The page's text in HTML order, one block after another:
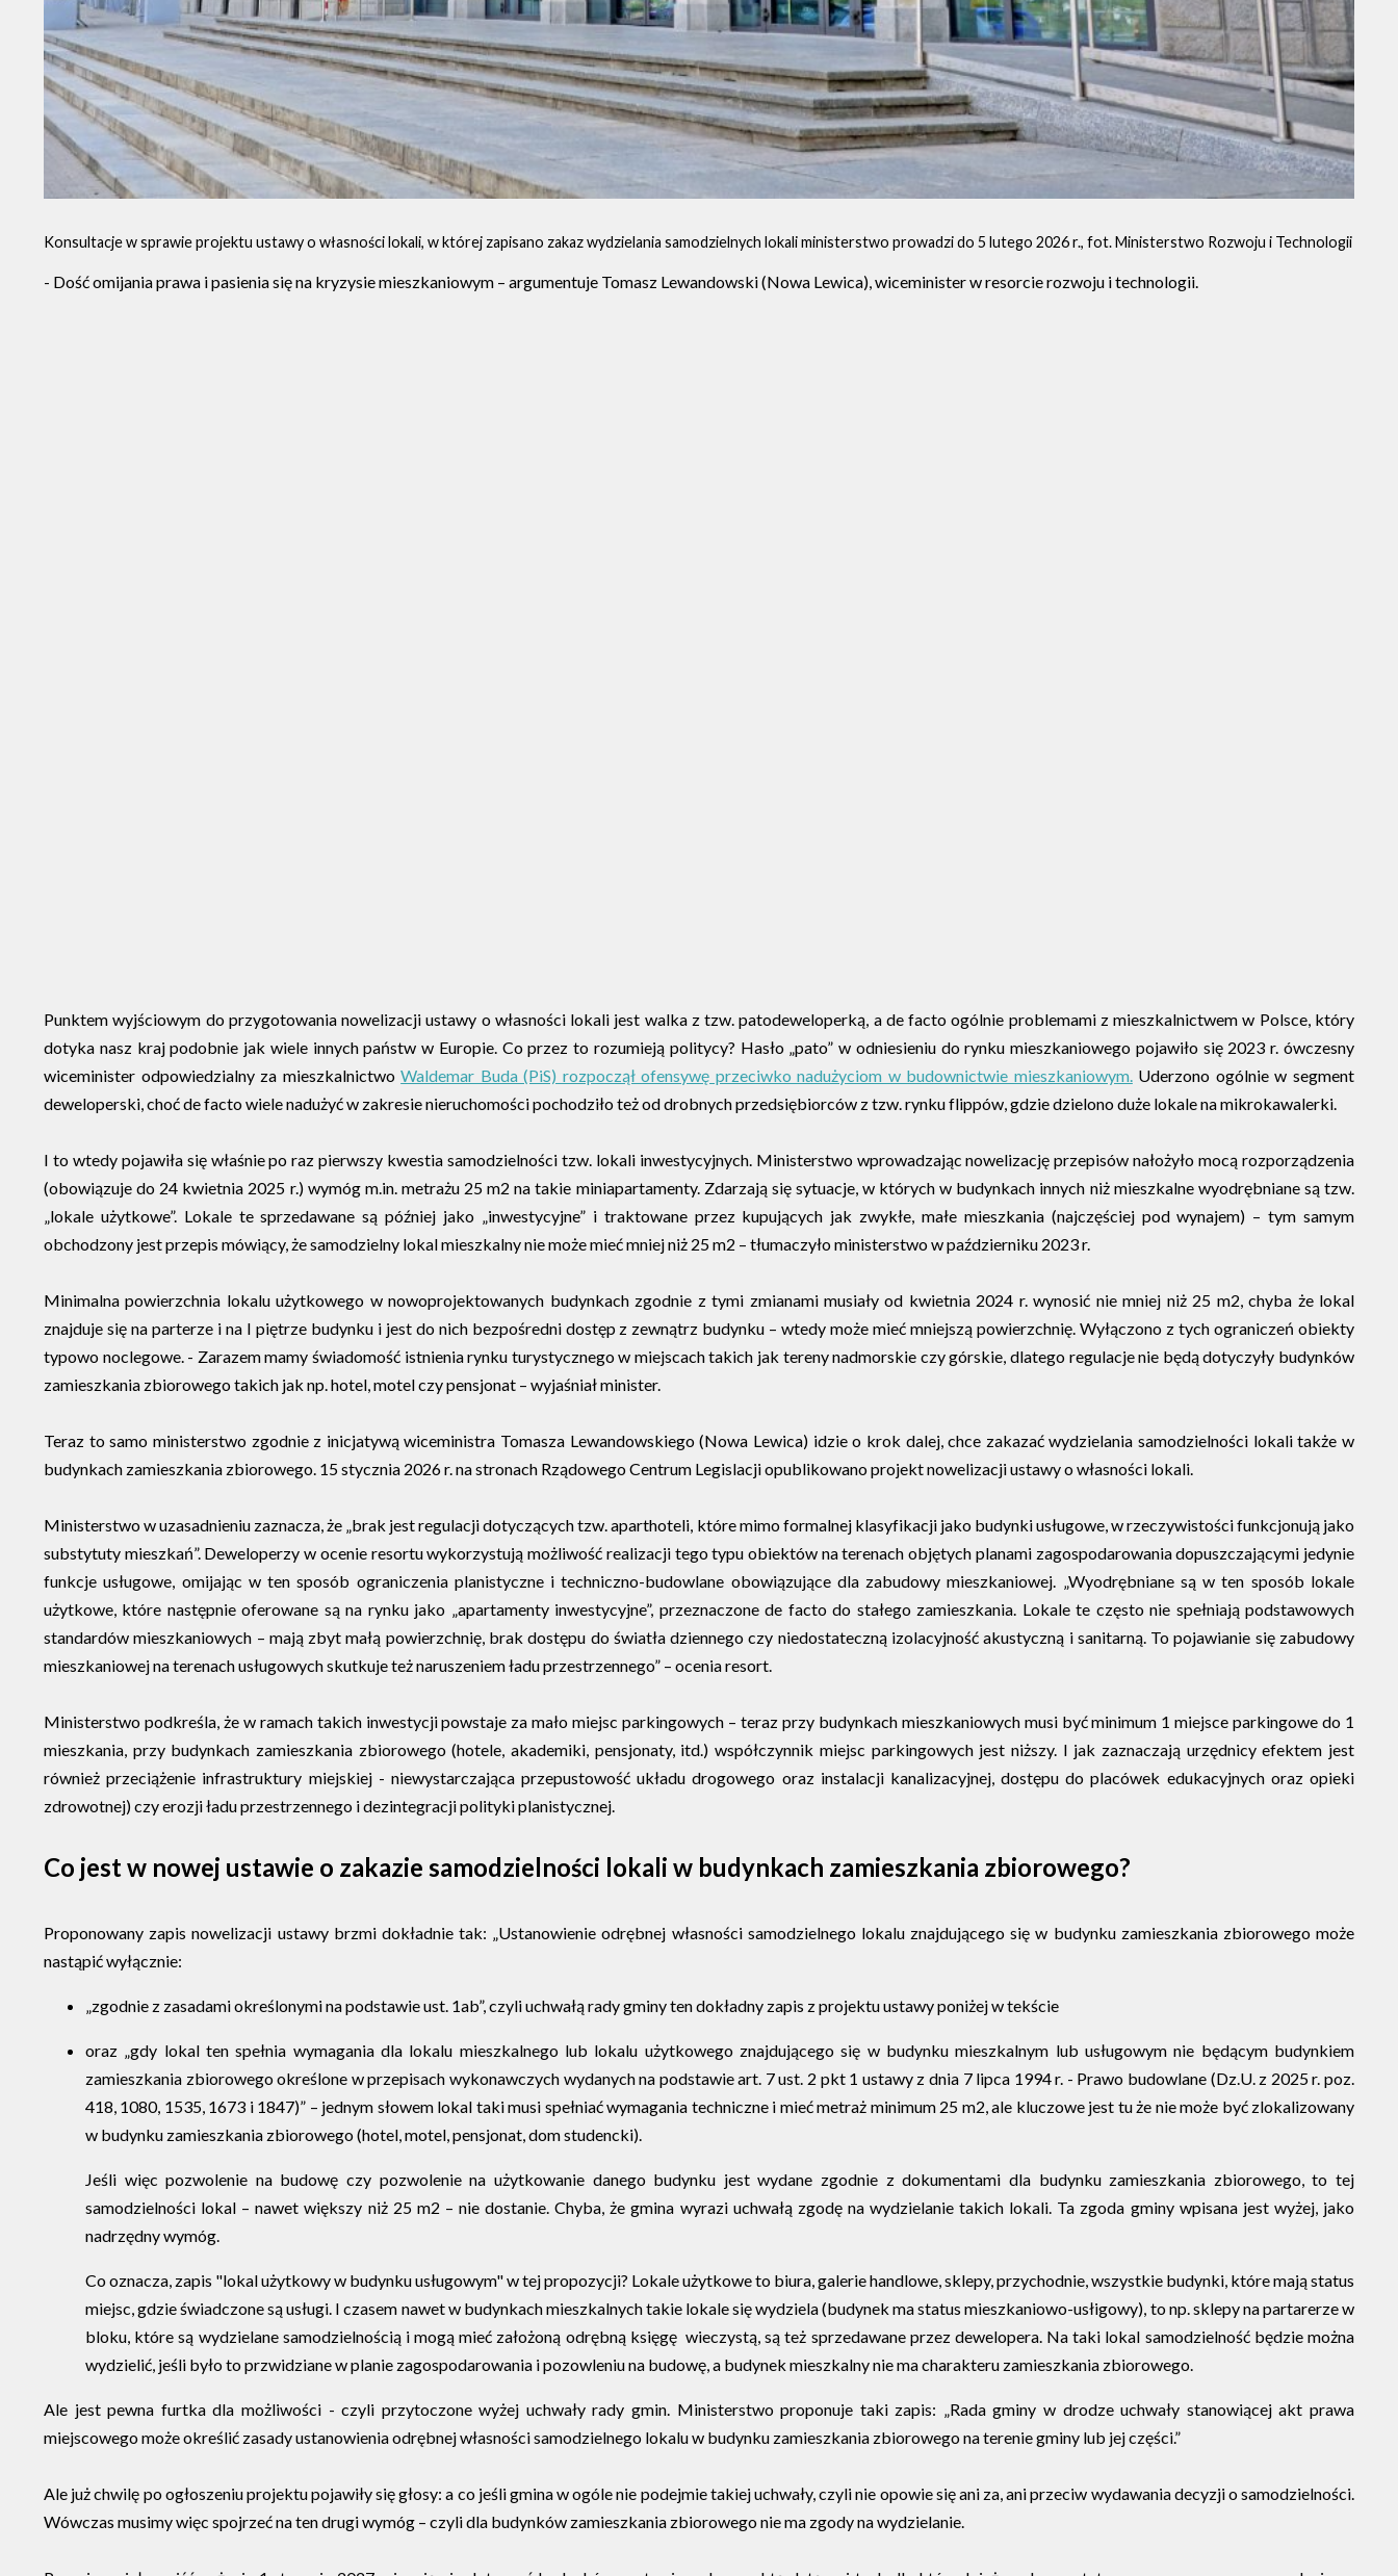
Konsultacje w sprawie projektu ustawy o własności lokali, w której zapisano zakaz wydzielania samodzielnych lokali ministerstwo prowadzi do 5 lutego 2026 r., fot. Ministerstwo Rozwoju i Technologii
- Dość omijania prawa i pasienia się na kryzysie mieszkaniowym – argumentuje Tomasz Lewandowski (Nowa Lewica), wiceminister w resorcie rozwoju i technologii.
Punktem wyjściowym do przygotowania nowelizacji ustawy o własności lokali jest walka z tzw. patodeweloperką, a de facto ogólnie problemami z mieszkalnictwem w Polsce, który
dotyka nasz kraj podobnie jak wiele innych państw w Europie. Co przez to rozumieją politycy? Hasło „pato” w odniesieniu do rynku mieszkaniowego pojawiło się 2023 r. ówczesny
wiceminister odpowiedzialny za mieszkalnictwoWaldemar Buda (PiS) rozpoczął ofensywę przeciwko nadużyciom w budownictwie mieszkaniowym.Uderzono ogólnie w segment
deweloperski, choć de facto wiele nadużyć w zakresie nieruchomości pochodziło też od drobnych przedsiębiorców z tzw. rynku flippów, gdzie dzielono duże lokale na mikrokawalerki.
I to wtedy pojawiła się właśnie po raz pierwszy kwestia samodzielności tzw. lokali inwestycyjnych. Ministerstwo wprowadzając nowelizację przepisów nałożyło mocą rozporządzenia
(obowiązuje do 24 kwietnia 2025 r.) wymóg m.in. metrażu 25 m2 na takie miniapartamenty. Zdarzają się sytuacje, w których w budynkach innych niż mieszkalne wyodrębniane są tzw.
„lokale użytkowe”. Lokale te sprzedawane są później jako „inwestycyjne” i traktowane przez kupujących jak zwykłe, małe mieszkania (najczęściej pod wynajem) – tym samym
obchodzony jest przepis mówiący, że samodzielny lokal mieszkalny nie może mieć mniej niż 25 m2 – tłumaczyło ministerstwo w październiku 2023 r.
Minimalna powierzchnia lokalu użytkowego w nowoprojektowanych budynkach zgodnie z tymi zmianami musiały od kwietnia 2024 r. wynosić nie mniej niż 25 m2, chyba że lokal
znajduje się na parterze i na I piętrze budynku i jest do nich bezpośredni dostęp z zewnątrz budynku – wtedy może mieć mniejszą powierzchnię. Wyłączono z tych ograniczeń obiekty
typowo noclegowe. - Zarazem mamy świadomość istnienia rynku turystycznego w miejscach takich jak tereny nadmorskie czy górskie, dlatego regulacje nie będą dotyczyły budynków
zamieszkania zbiorowego takich jak np. hotel, motel czy pensjonat – wyjaśniał minister.
Teraz to samo ministerstwo zgodnie z inicjatywą wiceministra Tomasza Lewandowskiego (Nowa Lewica) idzie o krok dalej, chce zakazać wydzielania samodzielności lokali także w
budynkach zamieszkania zbiorowego. 15 stycznia 2026 r. na stronach Rządowego Centrum Legislacji opublikowano projekt nowelizacji ustawy o własności lokali.
Ministerstwo w uzasadnieniu zaznacza, że „brak jest regulacji dotyczących tzw. aparthoteli, które mimo formalnej klasyfikacji jako budynki usługowe, w rzeczywistości funkcjonują jako
substytuty mieszkań”. Deweloperzy w ocenie resortu wykorzystują możliwość realizacji tego typu obiektów na terenach objętych planami zagospodarowania dopuszczającymi jedynie
funkcje usługowe, omijając w ten sposób ograniczenia planistyczne i techniczno-budowlane obowiązujące dla zabudowy mieszkaniowej. „Wyodrębniane są w ten sposób lokale
użytkowe, które następnie oferowane są na rynku jako „apartamenty inwestycyjne”, przeznaczone de facto do stałego zamieszkania. Lokale te często nie spełniają podstawowych
standardów mieszkaniowych – mają zbyt małą powierzchnię, brak dostępu do światła dziennego czy niedostateczną izolacyjność akustyczną i sanitarną. To pojawianie się zabudowy
mieszkaniowej na terenach usługowych skutkuje też naruszeniem ładu przestrzennego” – ocenia resort.
Ministerstwo podkreśla, że w ramach takich inwestycji powstaje za mało miejsc parkingowych – teraz przy budynkach mieszkaniowych musi być minimum 1 miejsce parkingowe do 1
mieszkania, przy budynkach zamieszkania zbiorowego (hotele, akademiki, pensjonaty, itd.) współczynnik miejsc parkingowych jest niższy. I jak zaznaczają urzędnicy efektem jest
również przeciążenie infrastruktury miejskiej - niewystarczająca przepustowość układu drogowego oraz instalacji kanalizacyjnej, dostępu do placówek edukacyjnych oraz opieki
zdrowotnej) czy erozji ładu przestrzennego i dezintegracji polityki planistycznej.
Co jest w nowej ustawie o zakazie samodzielności lokali w budynkach zamieszkania zbiorowego?
Proponowany zapis nowelizacji ustawy brzmi dokładnie tak: „Ustanowienie odrębnej własności samodzielnego lokalu znajdującego się w budynku zamieszkania zbiorowego może
nastąpić wyłącznie:
„zgodnie z zasadami określonymi na podstawie ust. 1ab”, czyli uchwałą rady gminy ten dokładny zapis z projektu ustawy poniżej w tekście
oraz „gdy lokal ten spełnia wymagania dla lokalu mieszkalnego lub lokalu użytkowego znajdującego się w budynku mieszkalnym lub usługowym nie będącym budynkiem
zamieszkania zbiorowego określone w przepisach wykonawczych wydanych na podstawie art. 7 ust. 2 pkt 1 ustawy z dnia 7 lipca 1994 r. - Prawo budowlane (Dz.U. z 2025 r. poz.
418, 1080, 1535, 1673 i 1847)” – jednym słowem lokal taki musi spełniać wymagania techniczne i mieć metraż minimum 25 m2, ale kluczowe jest tu że nie może być zlokalizowany
w budynku zamieszkania zbiorowego (hotel, motel, pensjonat, dom studencki).
Jeśli więc pozwolenie na budowę czy pozwolenie na użytkowanie danego budynku jest wydane zgodnie z dokumentami dla budynku zamieszkania zbiorowego, to tej
samodzielności lokal – nawet większy niż 25 m2 – nie dostanie. Chyba, że gmina wyrazi uchwałą zgodę na wydzielanie takich lokali. Ta zgoda gminy wpisana jest wyżej, jako
nadrzędny wymóg.
Co oznacza, zapis "lokal użytkowy w budynku usługowym" w tej propozycji? Lokale użytkowe to biura, galerie handlowe, sklepy, przychodnie, wszystkie budynki, które mają status
miejsc, gdzie świadczone są usługi. I czasem nawet w budynkach mieszkalnych takie lokale się wydziela (budynek ma status mieszkaniowo-usłigowy), to np. sklepy na partarerze w
bloku, które są wydzielane samodzielnością i mogą mieć założoną odrębną księgę wieczystą, są też sprzedawane przez dewelopera. Na taki lokal samodzielność będzie można
wydzielić, jeśli było to przwidziane w planie zagospodarowania i pozowleniu na budowę, a budynek mieszkalny nie ma charakteru zamieszkania zbiorowego.
Ale jest pewna furtka dla możliwości - czyli przytoczone wyżej uchwały rady gmin. Ministerstwo proponuje taki zapis: „Rada gminy w drodze uchwały stanowiącej akt prawa
miejscowego może określić zasady ustanowienia odrębnej własności samodzielnego lokalu w budynku zamieszkania zbiorowego na terenie gminy lub jej części.”
Ale już chwilę po ogłoszeniu projektu pojawiły się głosy: a co jeśli gmina w ogóle nie podejmie takiej uchwały, czyli nie opowie się ani za, ani przeciw wydawania decyzji o samodzielności.
Wówczas musimy więc spojrzeć na ten drugi wymóg – czyli dla budynków zamieszkania zbiorowego nie ma zgody na wydzielanie.